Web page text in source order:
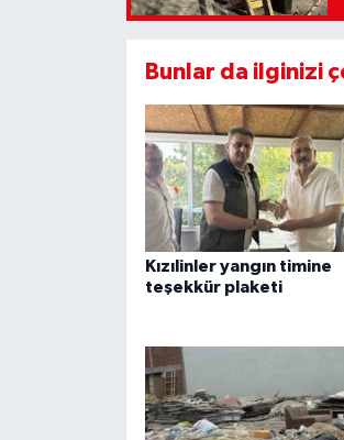
Bunlar da ilginizi
Kızılinler yangın timine
teşekkür plaketi